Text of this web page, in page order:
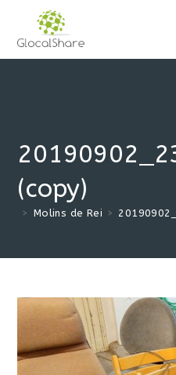
(copy)
> Molins de Rei >